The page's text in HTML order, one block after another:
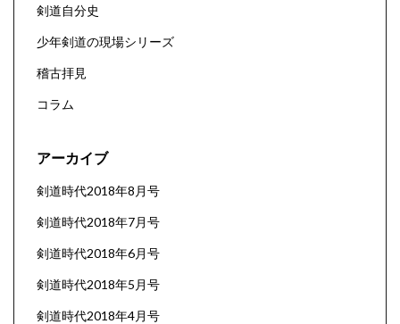
剣道自分史
少年剣道の現場シリーズ
稽古拝見
コラム
アーカイブ
剣道時代2018年8月号
剣道時代2018年7月号
剣道時代2018年6月号
剣道時代2018年5月号
剣道時代2018年4月号